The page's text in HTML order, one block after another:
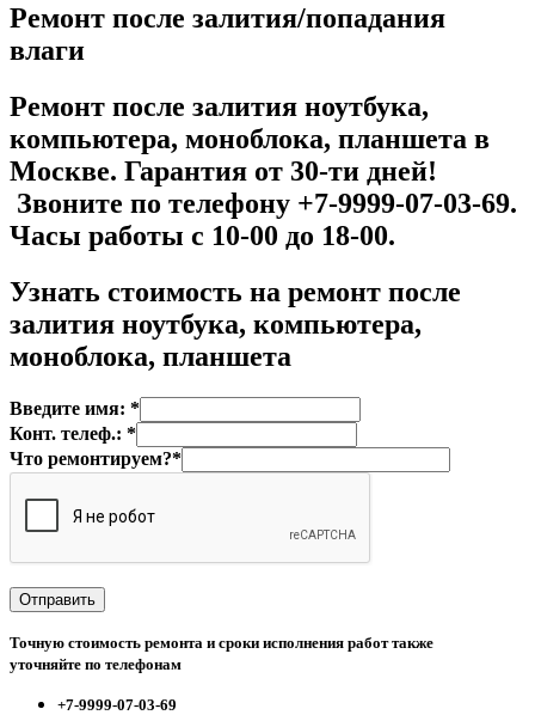
Ремонт после залития/попадания
влаги
Ремонт после залития ноутбука,
компьютера, моноблока, планшета в
Москве. Гарантия от 30-ти дней!
Звоните по телефону +7-9999-07-03-69.
Часы работы с 10-00 до 18-00.
Узнать стоимость на ремонт после
залития ноутбука, компьютера,
моноблока, планшета
Введите имя: *
Конт. телеф.: *
Что ремонтируем?*
Точную стоимость ремонта и сроки исполнения работ также
уточняйте по телефонам
+7-9999-07-03-69